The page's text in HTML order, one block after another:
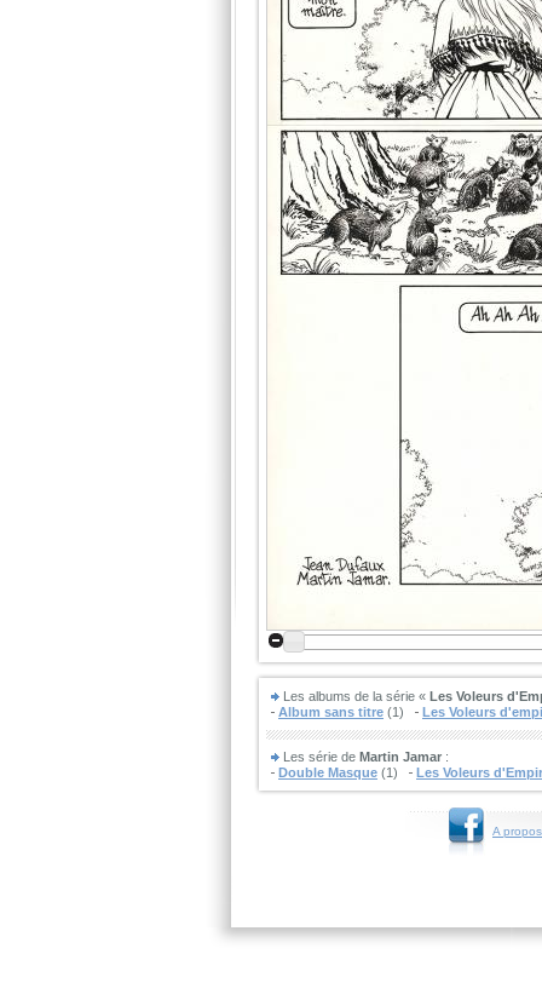
Les albums de la série « Les Voleurs
Album sans titre (1) Les Voleurs
Les série de Martin Jamar :
Double Masque (1) Les Voleurs
A